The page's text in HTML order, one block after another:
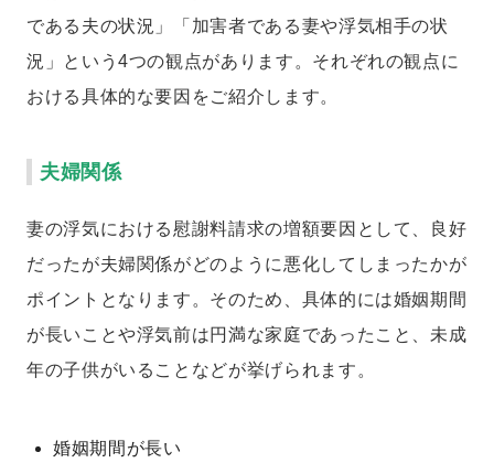
である夫の状況」「加害者である妻や浮気相手の状
況」という4つの観点があります。それぞれの観点に
おける具体的な要因をご紹介します。
夫婦関係
妻の浮気における慰謝料請求の増額要因として、良好
だったが夫婦関係がどのように悪化してしまったかが
ポイントとなります。そのため、具体的には婚姻期間
が長いことや浮気前は円満な家庭であったこと、未成
年の子供がいることなどが挙げられます。
婚姻期間が長い